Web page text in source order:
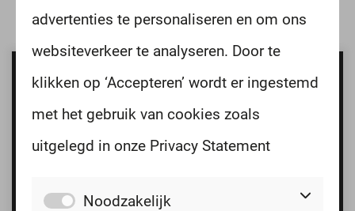
Kom met ons in contact
advertenties te personaliseren en om ons
websiteverkeer te analyseren. Door te
klikken op ‘Accepteren’ wordt er ingestemd
met het gebruik van cookies zoals
uitgelegd in onze Privacy Statement
Noodzakelijk